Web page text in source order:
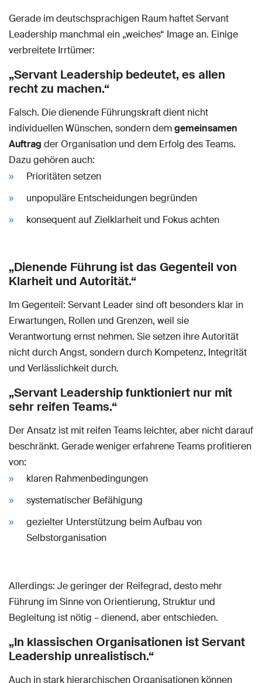
Gerade im deutschsprachigen Raum haftet Servant
Leadership manchmal ein „weiches“ Image an. Einige
verbreitete Irrtümer:
„Servant Leadership bedeutet, es allen
recht zu machen.“
Falsch. Die dienende Führungskraft dient nicht
individuellen Wünschen, sondern demgemeinsamen
Auftrag der Organisation und dem Erfolg des Teams.
Dazu gehören auch:
Prioritäten setzen
unpopuläre Entscheidungen begründen
konsequent auf Zielklarheit und Fokus achten
„Dienende Führung ist das Gegenteil von
Klarheit und Autorität.“
Im Gegenteil: Servant Leader sind oft besonders klar in
Erwartungen, Rollen und Grenzen, weil sie
Verantwortung ernst nehmen. Sie setzen ihre Autorität
nicht durch Angst, sondern durch Kompetenz, Integrität
und Verlässlichkeit durch.
„Servant Leadership funktioniert nur mit
sehr reifen Teams.“
Der Ansatz ist mit reifen Teams leichter, aber nicht darauf
beschränkt. Gerade weniger erfahrene Teams profitieren
von:
klaren Rahmenbedingungen
systematischer Befähigung
gezielter Unterstützung beim Aufbau von
Selbstorganisation
Allerdings: Je geringer der Reifegrad, desto mehr
Führung im Sinne von Orientierung, Struktur und
Begleitung ist nötig – dienend, aber entschieden.
„In klassischen Organisationen ist Servant
Leadership unrealistisch.“
Auch in stark hierarchischen Organisationen können